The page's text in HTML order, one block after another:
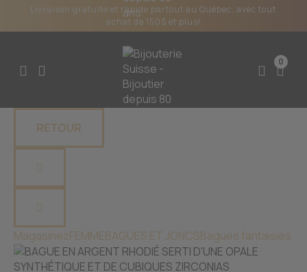
Livraison gratuite et rapide partout au Québec, avec tout
achat de 150$ et plus!
0
RETOUR
MagasinezFEMMEBAGUES ET JONCSBagues fantaisies